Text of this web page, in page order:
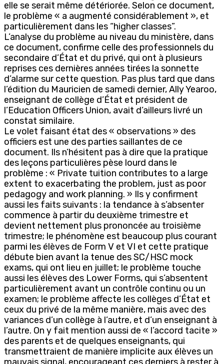
elle se serait même détériorée. Selon ce document,
le problème « a augmenté considérablement », et
particulièrement dans les “higher classes”.
L’analyse du problème au niveau du ministère, dans
ce document, confirme celle des professionnels du
secondaire d’État et du privé, qui ont à plusieurs
reprises ces dernières années tirées la sonnette
d’alarme sur cette question. Pas plus tard que dans
l’édition du Mauricien de samedi dernier, Ally Yearoo,
enseignant de collège d’État et président de
l’Education Officers Union, avait d’ailleurs livré un
constat similaire.
Le volet faisant état des « observations » des
officiers est une des parties saillantes de ce
document. Ils n’hésitent pas à dire que la pratique
des leçons particulières pèse lourd dans le
problème : « Private tuition contributes to a large
extent to exacerbating the problem, just as poor
pedagogy and work planning. » Ils y confirment
aussi les faits suivants : la tendance à s’absenter
commence à partir du deuxième trimestre et
devient nettement plus prononcée au troisième
trimestre; le phénomène est beaucoup plus courant
parmi les élèves de Form V et VI et cette pratique
débute bien avant la tenue des SC/HSC mock
exams, qui ont lieu en juillet; le problème touche
aussi les élèves des Lower Forms, qui s’absentent
particulièrement avant un contrôle continu ou un
examen; le problème affecte les collèges d’État et
ceux du privé de la même manière, mais avec des
variances d’un collège à l’autre, et d’un enseignant à
l’autre. On y fait mention aussi de « l’accord tacite »
des parents et de quelques enseignants, qui
transmettraient de manière implicite aux élèves un